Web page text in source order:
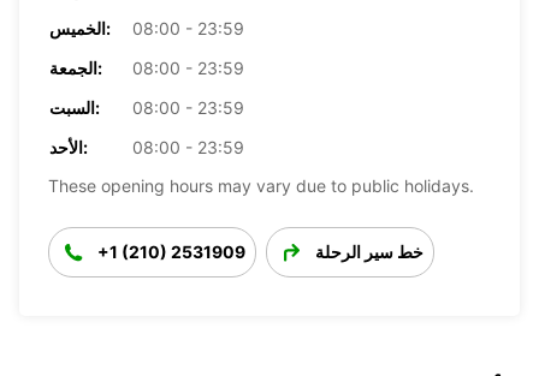
الخميس:
08:00 - 23:59
الجمعة:
08:00 - 23:59
السبت:
08:00 - 23:59
الأحد:
08:00 - 23:59
These opening hours may vary due to public holidays.
+1 (210) 2531909 خط سير الرحلة